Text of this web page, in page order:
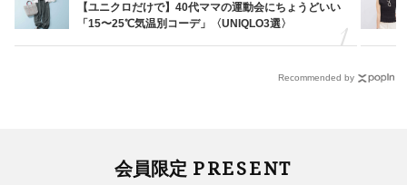
【ユニクロだけで】40代ママの運動会にちょうどいい
「15〜25℃気温別コーデ」〈UNIQLO3選〉
Recommended by
会員限定 PRESENT